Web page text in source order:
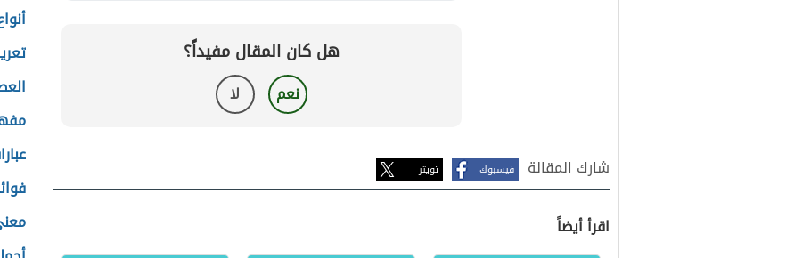
هل كان المقال مفيداً؟
نعم لا
شارك المقالة فيسبوك تويتر
اقرأ أيضاً